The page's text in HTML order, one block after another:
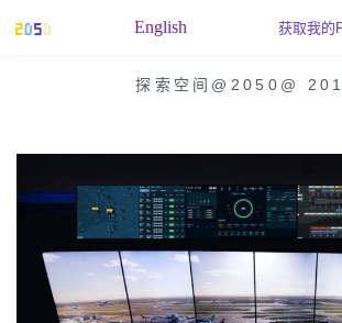
English 获取我的
探索空间@2050 @